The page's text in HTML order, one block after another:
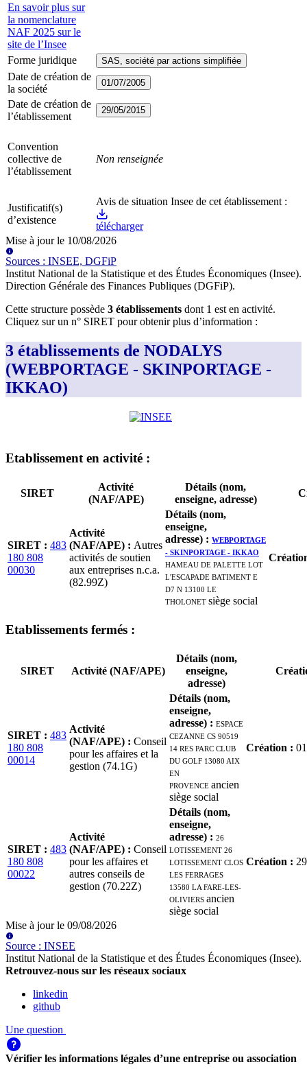
En savoir plus sur
la nomenclature
NAF 2025 sur le
site de l’Insee
Forme juridique SAS, société par actions simplifiée
Date de création de
la société
01/07/2005
Date de création de
l’établissement
29/05/2015
Convention
collective de
l’établissement
Non renseignée
Justificatif(s)
d’existence
Avis de situation Insee de cet établissement :
télécharger
Mise à jour le 10/08/2026
Sources : INSEE, DGFiP
Institut National de la Statistique et des Études Économiques (Insee).
Direction Générale des Finances Publiques (DGFiP).
Cette structure possède 3 établissements dont 1 est en activité.
Cliquez sur un n° SIRET pour obtenir plus d’information :
3 établissements de NODALYS
(WEBPORTAGE - SKINPORTAGE -
IKKAO)
Etablissement en activité :
SIRET
Activité
(NAF/APE)
Détails (nom,
enseigne, adresse)
SIRET : 483
180 808
00030
Activité
(NAF/APE) : Autres
activités de soutien
aux entreprises n.c.a.
(82.99Z)
Détails (nom,
enseigne,
adresse) : WEBPORTAGE
- SKINPORTAGE - IKKAO
HAMEAU DE PALETTE LOT
L'ESCAPADE BATIMENT E
D7 N 13100 LE
THOLONETsiège social
Etablissements fermés :
SIRET Activité (NAF/APE)
Détails (nom,
enseigne,
adresse)
SIRET : 483
180 808
00014
Activité
(NAF/APE) : Conseil
pour les affaires et la
gestion (74.1G)
Détails (nom,
enseigne,
adresse) : ESPACE
CEZANNE CS 90519
14 RES PARC CLUB
DU GOLF 13080 AIX
EN
PROVENCEancien
siège social
Création :
SIRET : 483
180 808
00022
Activité
(NAF/APE) : Conseil
pour les affaires et
autres conseils de
gestion (70.22Z)
Détails (nom,
enseigne,
adresse) : 26
LOTISSEMENT 26
LOTISSEMENT CLOS
LES FERRAGES
13580 LA FARE-LES-
OLIVIERSancien
siège social
Création :
Mise à jour le 09/08/2026
Source : INSEE
Institut National de la Statistique et des Études Économiques (Insee).
Retrouvez-nous sur les réseaux sociaux
linkedin
github
Une question
Vérifier les informations légales d’une entreprise ou association